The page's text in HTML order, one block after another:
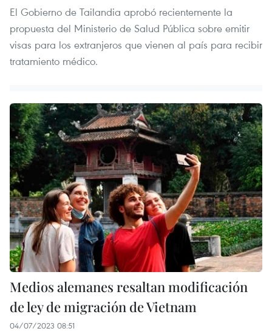
El Gobierno de Tailandia aprobó recientemente la
propuesta del Ministerio de Salud Pública sobre emitir
visas para los extranjeros que vienen al país para recibir
tratamiento médico.
Medios alemanes resaltan modificación
de ley de migración de Vietnam
04/07/2023 08:51